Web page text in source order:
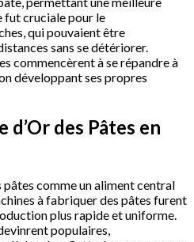
fut cruciale pour le
qui pouvaient être
sans se détériorer.
commencèrent à se répandre à
développant ses propres
d’Or des Pâtes en
pâtes comme un aliment central
à fabriquer des pâtes furent
plus rapide et uniforme.
populaires,